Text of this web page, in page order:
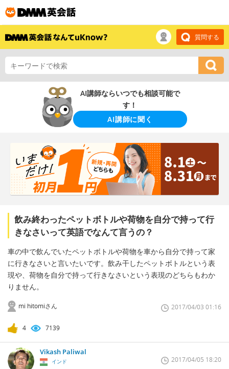
質問する
AI講師ならいつでも相談可能で
す！
AI講師に聞く
飲み終わったペットボトルや荷物を自分で持って行
きなさいって英語でなんて言うの？
車の中で飲んでいたペットボトルや荷物を車から自分で持って家
に行きなさいと言いたいです。飲み干したペットボトルという表
現や、荷物を自分で持って行きなさいという表現のどちらもわか
りません。
mi hitomiさん 2017/04/03 01:16
4 7139
Vikash Paliwal
インド 2017/04/05 18:20